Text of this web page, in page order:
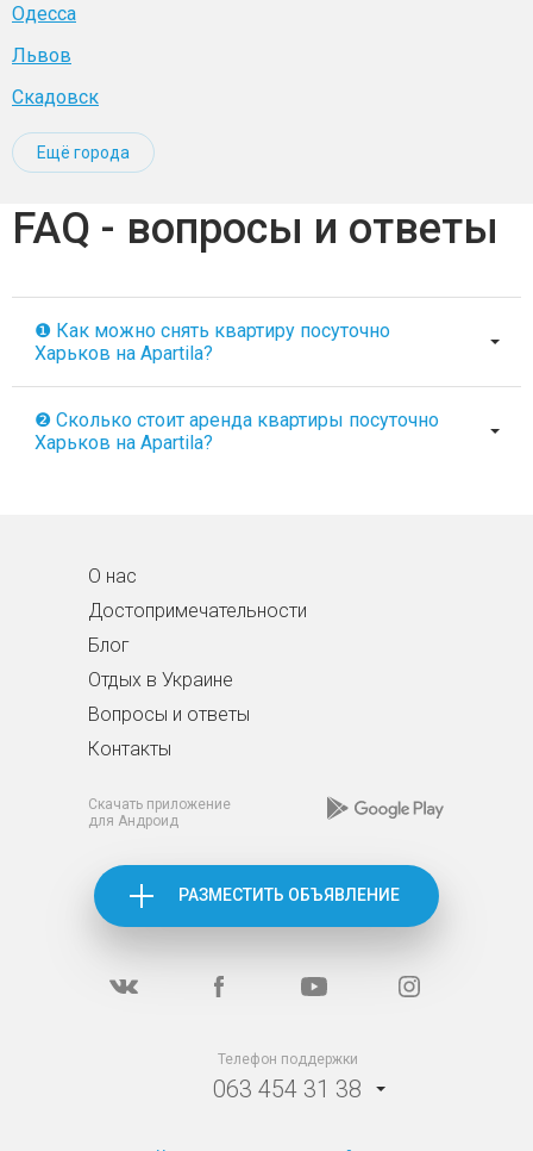
Одесса
Львов
Скадовск
Ещё города
FAQ - вопросы и ответы
❶ Как можно снять квартиру посуточно
Харьков на Apartila?
❷ Сколько стоит аренда квартиры посуточно
Харьков на Apartila?
О нас
Достопримечательности
Блог
Отдых в Украине
Вопросы и ответы
Контакты
Скачать приложение
для Андроид
РАЗМЕСТИТЬ ОБЪЯВЛЕНИЕ
Телефон поддержки
063 454 31 38